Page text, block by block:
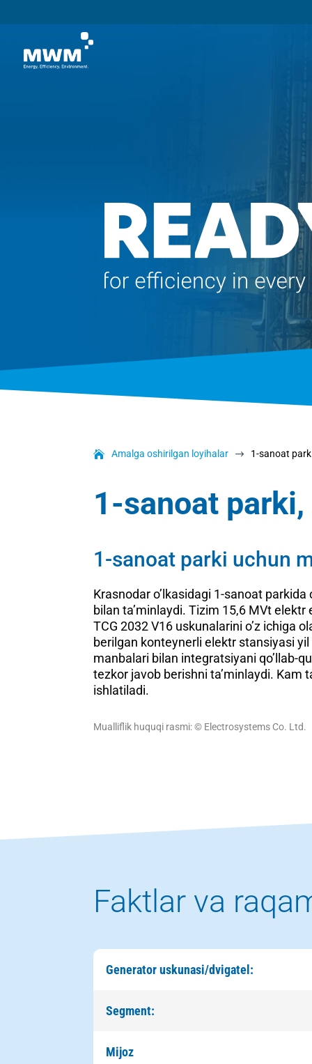
Amalga oshirilgan loyihalar $ 1-sanoat
1-sanoat parki,
1-sanoat parki uchun
Krasnodar o’lkasidagi 1-sanoat
bilan ta’minlaydi. Tizim 15,6 MVt
TCG 2032 V16 uskunalarini o’z ichiga
berilgan konteynerli elektr stansiyasi
manbalari bilan integratsiyani qo’llab-
tezkor javob berishni ta’minlaydi. Kam
ishlatiladi.
Mualliflik huquqi rasmi: © Electrosystems Co. Ltd.
Faktlar va
Generator uskunasi/dvigatel:
Segment:
Mijoz